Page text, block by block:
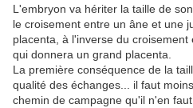
L'embryon va hériter la taille de
le croisement entre un âne et une
placenta, à l'inverse du
qui donnera un grand placenta.
La première conséquence de la
qualité des échanges... il faut
chemin de campagne qu'il n'en